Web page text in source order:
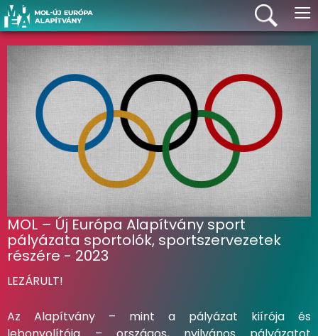
≡
MOL – Új Európa Alapítvány sport
pályázata sportolók, sportszervezetek
részére - 2023
LEZÁRULT!
Az Alapítvány – mint a pályázat kiírója és